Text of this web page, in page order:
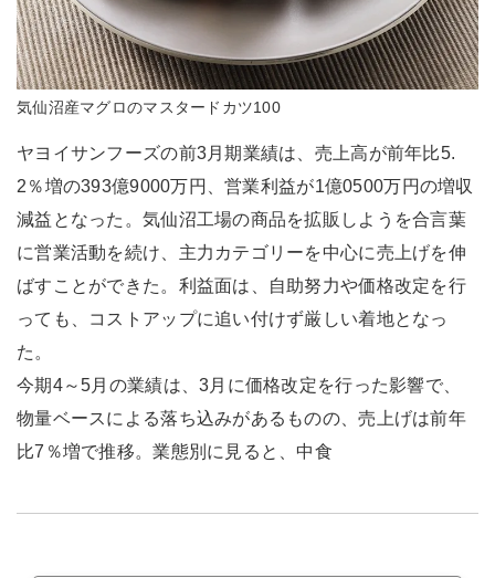
気仙沼産マグロのマスタードカツ100
ヤヨイサンフーズの前3月期業績は、売上高が前年比5.
2％増の393億9000万円、営業利益が1億0500万円の増収
減益となった。気仙沼工場の商品を拡販しようを合言葉
に営業活動を続け、主力カテゴリーを中心に売上げを伸
ばすことができた。利益面は、自助努力や価格改定を行
っても、コストアップに追い付けず厳しい着地となっ
た。
今期4～5月の業績は、3月に価格改定を行った影響で、
物量ベースによる落ち込みがあるものの、売上げは前年
比7％増で推移。業態別に見ると、中食